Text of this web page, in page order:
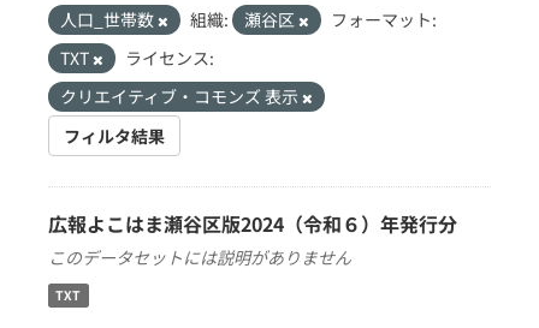
人口_世帯数
組織: 瀬谷区
フォーマット:
TXT
ライセンス:
クリエイティブ・コモンズ 表示
フィルタ結果
広報よこはま瀬谷区版2024（令和６）年発行分
このデータセットには説明がありません
TXT